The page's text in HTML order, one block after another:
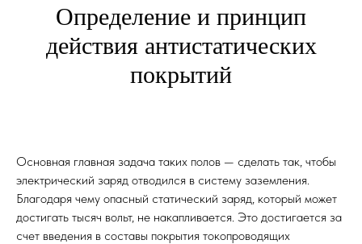
Определение и принцип
действия антистатических
покрытий
Основная главная задача таких полов — сделать так, чтобы
электрический заряд отводился в систему заземления.
Благодаря чему опасный статический заряд, который может
достигать тысяч вольт, не накапливается. Это достигается за
счет введения в составы покрытия токопроводящих
Наши
Преимущества